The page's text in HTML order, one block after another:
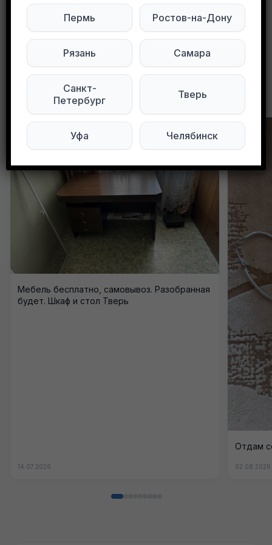
Другие объявления в этом городе
Мебель бесплатно, самовывоз. Разобранная
будет. Шкаф и стол Тверь
14.07.2026
Отдам
02.08.2026
Пермь Ростов-на-Дону
Рязань Самара
Санкт-
Петербург
Тверь
Уфа Челябинск